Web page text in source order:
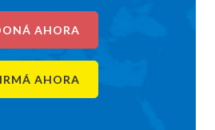
AHORA
AHORA